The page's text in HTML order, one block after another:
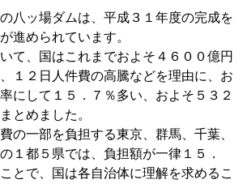
八ッ場ダムは、平成３１年度の完成を
進められています。
て、国はこれまでおよそ４６００億円
１２日人件費の高騰などを理由に、お
にして１５．７％多い、およそ５３２
とめました。
の一部を負担する東京、群馬、千葉、
１都５県では、負担額が一律１５．
とで、国は各自治体に理解を求めるこ